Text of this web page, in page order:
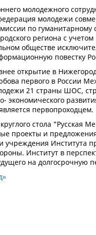
молодежного
молодежи
по
региона с
обществе
повестку
открытие в
первого в России
21 страны ШОС,
экономического
первопроходцем.
стола
проекты и
учреждения Института
Институт в
на долгосрочную